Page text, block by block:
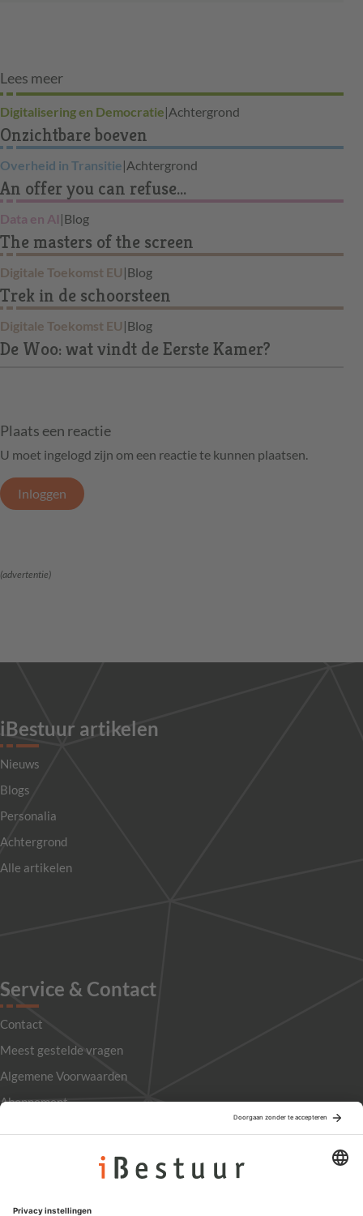
Lees meer
Digitalisering en Democratie|Achtergrond
Onzichtbare boeven
Overheid in Transitie|Achtergrond
An offer you can refuse…
Data en AI |Blog
The masters of the screen
Digitale Toekomst EU |Blog
Trek in de schoorsteen
Digitale Toekomst EU |Blog
De Woo: wat vindt de Eerste Kamer?
Plaats een reactie
U moet ingelogd zijn om een reactie te kunnen plaatsen.
Inloggen
(advertentie)
iBestuur artikelen
Nieuws
Blogs
Personalia
Achtergrond
Alle artikelen
Service & Contact
Contact
Meest gestelde vragen
Algemene Voorwaarden
Abonnement
Privacyinstellingen